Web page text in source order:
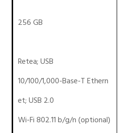
256 GB
Retea;USB
10/100/1,000-Base-T Ethern
et; USB 2.0
Wi-Fi 802.11 b/g/n (optional)